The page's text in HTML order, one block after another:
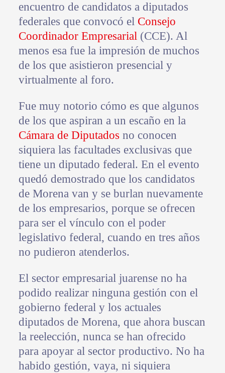
encuentro de candidatos a diputados
federales que convocó el Consejo
Coordinador Empresarial(CCE). Al
menos esa fue la impresión de muchos
de los que asistieron presencial y
virtualmente al foro.
Fue muy notorio cómo es que algunos
de los que aspiran a un escaño en la
Cámara de Diputados no conocen
siquiera las facultades exclusivas que
tiene un diputado federal. En el evento
quedó demostrado que los candidatos
de Morena van y se burlan nuevamente
de los empresarios, porque se ofrecen
para ser el vínculo con el poder
legislativo federal, cuando en tres años
no pudieron atenderlos.
El sector empresarial juarense no ha
podido realizar ninguna gestión con el
gobierno federal y los actuales
diputados de Morena, que ahora buscan
la reelección, nunca se han ofrecido
para apoyar al sector productivo. No ha
habido gestión, vaya, ni siquiera